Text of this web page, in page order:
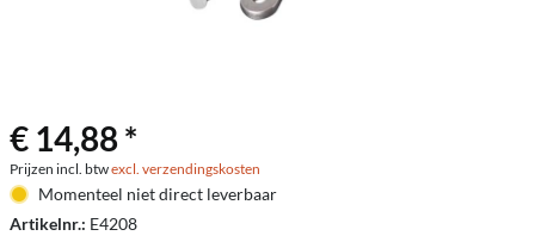
€ 14,88 *
Prijzen incl. btwexcl. verzendingskosten
Momenteel niet direct leverbaar
Artikelnr.: E4208